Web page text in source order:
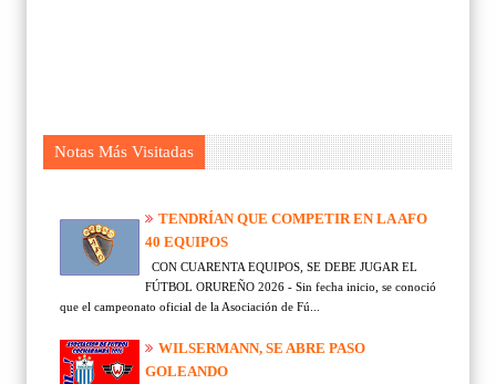
Notas Más Visitadas
TENDRÍAN QUE COMPETIR EN LA AFO
40 EQUIPOS
CON CUARENTA EQUIPOS, SE DEBE JUGAR EL
FÚTBOL ORUREÑO 2026 - Sin fecha inicio, se conoció
que el campeonato oficial de la Asociación de Fú...
WILSERMANN, SE ABRE PASO
GOLEANDO